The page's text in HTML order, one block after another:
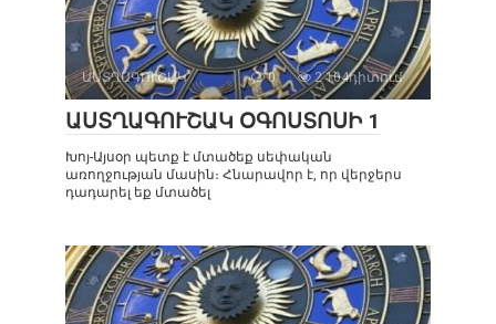
ԱՍՏՂԱԳՈՒՇԱԿ 0 2 104դիտում
ԱՍՏՂԱԳՈՒՇԱԿ ՕԳՈՍՏՈՍԻ 1
Խոյ-Այսօր պետք է մտածեք սեփական
առողջության մասին։ Հնարավոր է, որ վերջերս
դադարել եք մտածել